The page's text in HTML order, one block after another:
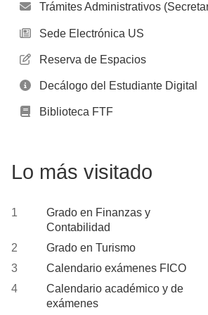
Trámites Administrativos
Sede Electrónica US
Reserva de Espacios
Decálogo del Estudiante Digital
Biblioteca FTF
Lo más visitado
Grado en Finanzas y
Contabilidad
Grado en Turismo
Calendario exámenes FICO
Calendario académico y de
exámenes